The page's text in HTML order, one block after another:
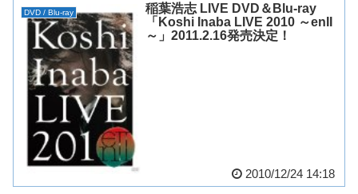
DVD / Blu-ray
稲葉浩志 LIVE DVD＆Blu-ray
「Koshi Inaba LIVE 2010 ～enII
～」2011.2.16発売決定！
2010/12/24 14:18